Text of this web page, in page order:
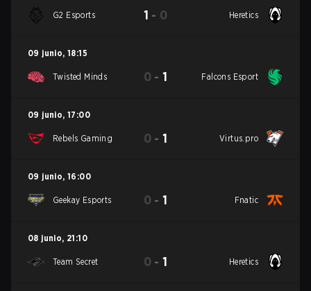
G2 Esports 1 - 0 Heretics
09 junio, 18:15
Twisted Minds 0 -1 Falcons Esport
09 junio, 17:00
Rebels Gaming 0 -1 Virtus.pro
09 junio, 16:00
Geekay Esports 0 -1 Fnatic
08 junio, 21:10
Team Secret 0 -1 Heretics